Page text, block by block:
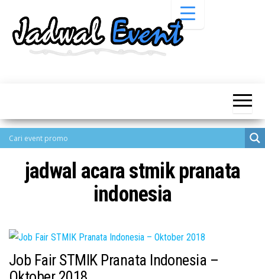
Pameran,
Terbaru
Pameran,
Seminar,
Bazaar,
Job Fair,
Lomba dll.
jadwal acara stmik pranata
indonesia
Job Fair STMIK Pranata Indonesia –